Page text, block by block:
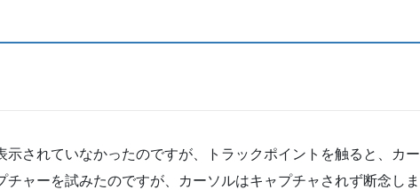
示されていなかったのですが、トラックポイントを触ると、カー
チャーを試みたのですが、カーソルはキャプチャされず断念しま